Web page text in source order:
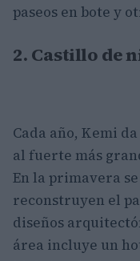
paseos en bote y
2. Castillo de
Cada año, Kemi
al fuerte más
En la primavera
reconstruyen el
diseños
área incluye un